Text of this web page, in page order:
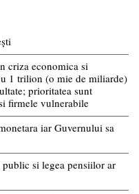
criza economica si
1 trilion (o mie de miliarde)
prioritatea sunt
firmele vulnerabile
iar Guvernului sa
si legea pensiilor ar